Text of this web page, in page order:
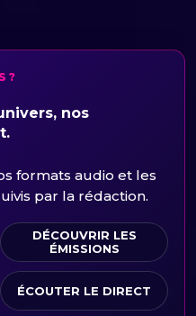
?
nos
formats audio et les
par la rédaction.
DÉCOUVRIR LES
ÉMISSIONS
ÉCOUTER LE DIRECT